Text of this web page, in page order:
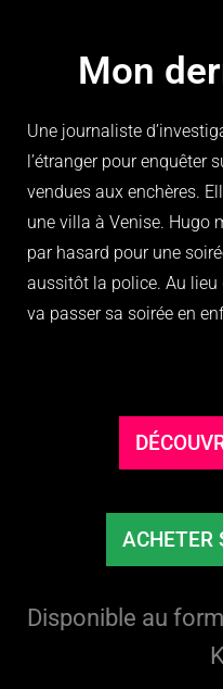
Mon
Une journaliste
l’étranger pour enquêter
vendues aux enchères.
une villa à Venise. Hugo
par hasard pour une
aussitôt la police. Au lieu
va passer sa soirée en
ACHETER
Disponible au